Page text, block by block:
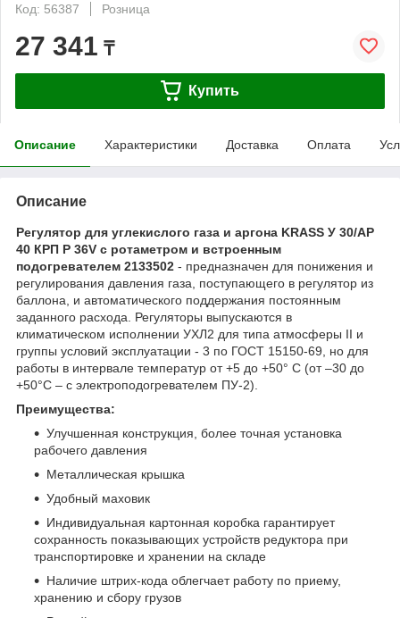
Код: 56387
Розница
27 341 ₸
Купить
Описание Характеристики Доставка Оплата
Описание
Регулятор для углекислого газа и аргона KRASS У 30/АР
40 КРП Р 36V с ротаметром и встроенным
подогревателем 2133502 - предназначен для понижения и
регулирования давления газа, поступающего в регулятор из
баллона, и автоматического поддержания постоянным
заданного расхода. Регуляторы выпускаются в
климатическом исполнении УХЛ2 для типа атмосферы II и
группы условий эксплуатации - 3 по ГОСТ 15150-69, но для
работы в интервале температур от +5 до +50° С (от –30 до
+50°С – с электроподогревателем ПУ-2).
Преимущества:
Улучшенная конструкция, более точная установка
рабочего давления
Металлическая крышка
Удобный маховик
Индивидуальная картонная коробка гарантирует
сохранность показывающих устройств редуктора при
транспортировке и хранении на складе
Наличие штрих-кода облегчает работу по приему,
хранению и сбору грузов